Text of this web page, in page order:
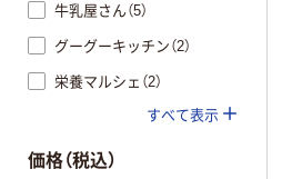
牛乳屋さん（5）
グーグーキッチン（2）
栄養マルシェ（2）
すべて表示
価格（税込）